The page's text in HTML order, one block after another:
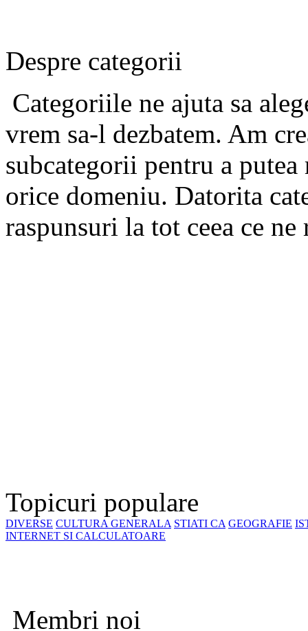
Despre categorii
Categoriile ne ajuta sa
vrem sa-l dezbatem. Am
subcategorii pentru a
orice domeniu. Datorita
raspunsuri la tot ceea ce
Topicuri populare
DIVERSE CULTURA GENERALA STIATI CA GEOGRAFIE
INTERNET SI CALCULATOARE
Membri noi